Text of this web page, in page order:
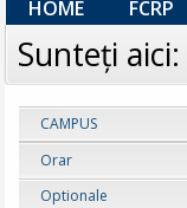
HOME FCRP
Sunteţi aici:
CAMPUS
Orar
Optionale